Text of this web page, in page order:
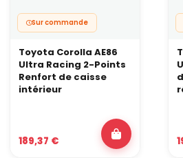
Sur commande
Toyota Corolla AE86
Ultra Racing 2-Points
Renfort de caisse
intérieur
189,37 €